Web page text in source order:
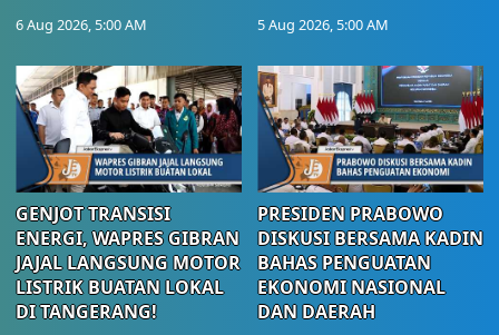
6 Aug 2026, 5:00 AM 5 Aug 2026, 5:00 AM
GENJOT TRANSISI
ENERGI, WAPRES GIBRAN
JAJAL LANGSUNG MOTOR
LISTRIK BUATAN LOKAL
DI TANGERANG!
PRESIDEN PRABOWO
DISKUSI BERSAMA KADIN
BAHAS PENGUATAN
EKONOMI NASIONAL
DAN DAERAH